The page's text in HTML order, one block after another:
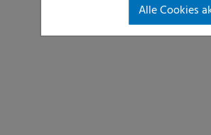
Alle Cookies